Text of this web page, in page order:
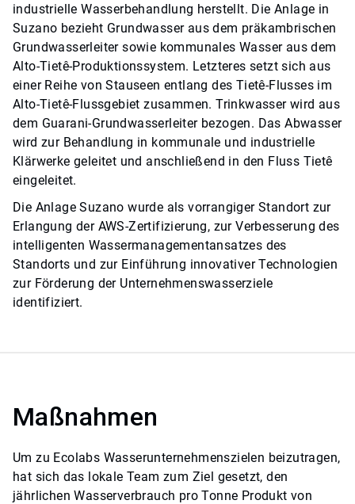
industrielle Wasserbehandlung herstellt. Die Anlage in
Suzano bezieht Grundwasser aus dem präkambrischen
Grundwasserleiter sowie kommunales Wasser aus dem
Alto-Tietê-Produktionssystem. Letzteres setzt sich aus
einer Reihe von Stauseen entlang des Tietê-Flusses im
Alto-Tietê-Flussgebiet zusammen. Trinkwasser wird aus
dem Guarani-Grundwasserleiter bezogen. Das Abwasser
wird zur Behandlung in kommunale und industrielle
Klärwerke geleitet und anschließend in den Fluss Tietê
eingeleitet.
Die Anlage Suzano wurde als vorrangiger Standort zur
Erlangung der AWS-Zertifizierung, zur Verbesserung des
intelligenten Wassermanagementansatzes des
Standorts und zur Einführung innovativer Technologien
zur Förderung der Unternehmenswasserziele
identifiziert.
Maßnahmen
Um zu Ecolabs Wasserunternehmenszielen beizutragen,
hat sich das lokale Team zum Ziel gesetzt, den
jährlichen Wasserverbrauch pro Tonne Produkt von